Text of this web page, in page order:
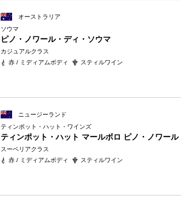
オーストラリア
ソウマ
ピノ・ノワール・ディ・ソウマ
カジュアルクラス
赤 / ミディアムボディ
スティルワイン
ニュージーランド
ティンポット・ハット・ワインズ
ティンポット・ハット マールボロ ピノ・ノワール
スーペリアクラス
赤 / ミディアムボディ
スティルワイン